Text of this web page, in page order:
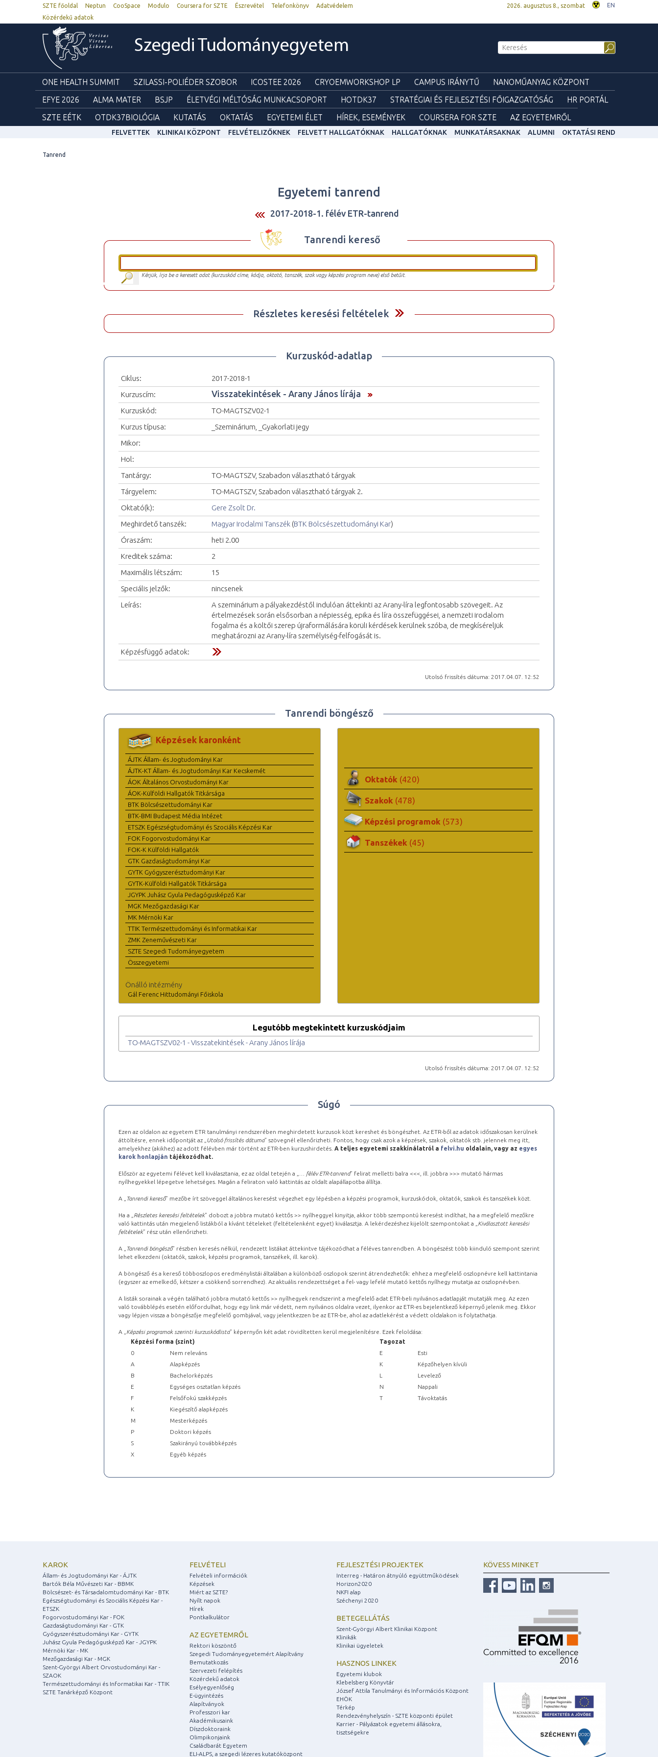
SZTE főoldal Neptun CooSpace Modulo Coursera for SZTE Észrevétel Telefonkönyv
Adatvédelem
Közérdekű adatok
2026. augusztus 8., szombat EN
Szegedi Tudományegyetem
ONE HEALTH SUMMIT SZILASSI-POLIÉDER SZOBOR ICOSTEE 2026 CRYOEMWORKSHOP LP CAMPUS IRÁNYTŰ
NANOMŰANYAG KÖZPONT
EFYE 2026
ALMA MATER BSJP ÉLETVÉGI MÉLTÓSÁG MUNKACSOPORT HOTDK37 STRATÉGIAI ÉS FEJLESZTÉSI FŐIGAZGATÓSÁG
HR PORTÁL
SZTE EÉTK
OTDK37BIOLÓGIA KUTATÁS OKTATÁS EGYETEMI ÉLET HÍREK, ESEMÉNYEK COURSERA FOR SZTE AZ EGYETEMRŐL
FELVETTEK KLINIKAI KÖZPONT FELVÉTELIZŐKNEK FELVETT HALLGATÓKNAK HALLGATÓKNAK MUNKATÁRSAKNAK ALUMNI OKTATÁSI REND
Tanrend
Egyetemi tanrend
2017-2018-1. félév ETR-tanrend
Tanrendi kereső
Kérjük, írja be a keresett adat (kurzuskód címe, kódja, oktató, tanszék, szak vagy képzési program neve) első betűit.
Részletes keresési feltételek
Kurzuskód-adatlap
Ciklus:
2017-2018-1
Kurzuscím:
Visszatekintések - Arany János lírája
Kurzuskód:
TO-MAGTSZV02-1
Kurzus típusa:
_Szeminárium, _Gyakorlati jegy
Mikor:
Hol:
Tantárgy:
TO-MAGTSZV, Szabadon választható tárgyak
Tárgyelem:
TO-MAGTSZV, Szabadon választható tárgyak 2.
Oktató(k):
Gere Zsolt Dr.
Meghirdető tanszék:
Magyar Irodalmi Tanszék (BTK Bölcsészettudományi Kar)
Óraszám:
heti 2.00
Kreditek száma:
2
Maximális létszám:
15
Speciális jelzők:
nincsenek
Leírás:
A szeminárium a pályakezdéstől indulóan áttekinti az Arany-líra legfontosabb szövegeit. Az
értelmezések során elsősorban a népiesség, epika és líra összefüggései, a nemzeti irodalom
fogalma és a költői szerep újraformálására körüli kérdések kerülnek szóba, de megkíséreljük
meghatározni az Arany-líra személyiség-felfogását is.
Képzésfüggő adatok:
Utolsó frissítés dátuma: 2017.04.07. 12:52
Tanrendi böngésző
Képzések karonként
ÁJTK Állam- és Jogtudományi Kar
ÁJTK-KT Állam- és Jogtudományi Kar Kecskemét
ÁOK Általános Orvostudományi Kar
ÁOK-Külföldi Hallgatók Titkársága
BTK Bölcsészettudományi Kar
BTK-BMI Budapest Média Intézet
ETSZK Egészségtudományi és Szociális Képzési Kar
FOK Fogorvostudományi Kar
FOK-K Külföldi Hallgatók
GTK Gazdaságtudományi Kar
GYTK Gyógyszerésztudományi Kar
GYTK-Külföldi Hallgatók Titkársága
JGYPK Juhász Gyula Pedagógusképző Kar
MGK Mezőgazdasági Kar
MK Mérnöki Kar
TTIK Természettudományi és Informatikai Kar
ZMK Zeneművészeti Kar
SZTE Szegedi Tudományegyetem
Összegyetemi
Önálló intézmény
Gál Ferenc Hittudományi Főiskola
Oktatók (420)
Szakok (478)
Képzési programok (573)
Tanszékek (45)
Legutóbb megtekintett kurzuskódjaim
TO-MAGTSZV02-1 - Visszatekintések - Arany János lírája
Utolsó frissítés dátuma: 2017.04.07. 12:52
Súgó
Ezen az oldalon az egyetem ETR tanulmányi rendszerében meghirdetett kurzusok közt kereshet és böngészhet. Az ETR-ből az adatok időszakosan kerülnek
áttöltésre, ennek időpontját az „ Utolsó frissítés dátuma” szövegnél ellenőrizheti. Fontos, hogy csak azok a képzések, szakok, oktatók stb. jelennek meg itt,
amelyekhez (akikhez) az adott félévben már történt az ETR-ben kurzushirdetés. A teljes egyetemi szakkínálatról a felvi.hu oldalain, vagy az egyes
karok honlapján tájékozódhat.
Először az egyetemi félévet kell kiválasztania, ez az oldal tetején a „ … félév ETR-tanrend” felirat melletti balra <<<, ill. jobbra >>> mutató hármas
nyílhegyekkel lépegetve lehetséges. Magán a feliraton való kattintás az oldalt alapállapotba állítja.
A „ Tanrendi kereső” mezőbe írt szöveggel általános keresést végezhet egy lépésben a képzési programok, kurzuskódok, oktatók, szakok és tanszékek közt.
Ha a „ Részletes keresési feltételek” dobozt a jobbra mutató kettős >> nyílheggyel kinyitja, akkor több szempontú keresést indíthat, ha a megfelelő mezőkre
való kattintás után megjelenő listákból a kívánt tételeket (feltételenként egyet) kiválasztja. A lekérdezéshez kijelölt szempontokat a „ Kiválasztott keresési
feltételek” rész után ellenőrizheti.
A „ Tanrendi böngésző” részben keresés nélkül, rendezett listákat áttekintve tájékozódhat a féléves tanrendben. A böngészést több kiinduló szempont szerint
lehet elkezdeni (oktatók, szakok, képzési programok, tanszékek, ill. karok).
A böngésző és a kereső többoszlopos eredménylistái általában a különböző oszlopok szerint átrendezhetők: ehhez a megfelelő oszlopnévre kell kattintania
(egyszer az emelkedő, kétszer a csökkenő sorrendhez). Az aktuális rendezettséget a fel- vagy lefelé mutató kettős nyílhegy mutatja az oszlopnévben.
A listák sorainak a végén található jobbra mutató kettős >> nyílhegyek rendszerint a megfelelő adat ETR-beli nyilvános adatlapját mutatják meg. Az ezen
való továbblépés esetén előfordulhat, hogy egy link már védett, nem nyilvános oldalra vezet, ilyenkor az ETR-es bejelentkező képernyő jelenik meg. Ekkor
vagy lépjen vissza a böngészője megfelelő gombjával, vagy jelentkezzen be az ETR-be, ahol az adatlekérést a védett oldalakon is folytathatja.
A „ Képzési programok szerinti kurzuskódlista” képernyőn két adat rövidítetten kerül megjelenítésre. Ezek feloldása:
Képzési forma (szint)
Tagozat
0
Nem releváns E
Esti
A
Alapképzés K
Képzőhelyen kívüli
B
Bachelorképzés L
Levelező
E
Egységes osztatlan képzés N
Nappali
F
Felsőfokú szakképzés T
Távoktatás
K
Kiegészítő alapképzés
M
Mesterképzés
P
Doktori képzés
S
Szakirányú továbbképzés
X
Egyéb képzés
KAROK
Állam- és Jogtudományi Kar - ÁJTK
Bartók Béla Művészeti Kar - BBMK
Bölcsészet- és Társadalomtudományi Kar - BTK
Egészségtudományi és Szociális Képzési Kar -
ETSZK
Fogorvostudományi Kar - FOK
Gazdaságtudományi Kar - GTK
Gyógyszerésztudományi Kar - GYTK
Juhász Gyula Pedagógusképző Kar - JGYPK
Mérnöki Kar - MK
Mezőgazdasági Kar - MGK
Szent-Györgyi Albert Orvostudományi Kar -
SZAOK
Természettudományi és Informatikai Kar - TTIK
SZTE Tanárképző Központ
FELVÉTELI
Felvételi információk
Képzések
Miért az SZTE?
Nyílt napok
Hírek
Pontkalkulátor
AZ EGYETEMRŐL
Rektori köszöntő
Szegedi Tudományegyetemért Alapítvány
Bemutatkozás
Szervezeti felépítés
Közérdekű adatok
Esélyegyenlőség
E-ügyintézés
Alapítványok
Professzori kar
Akadémikusaink
Díszdoktoraink
Olimpikonjaink
Családbarát Egyetem
ELI-ALPS, a szegedi lézeres kutatóközpont
FEJLESZTÉSI PROJEKTEK
Interreg - Határon átnyúló együttműködések
Horizon2020
NKFI alap
Széchenyi 2020
BETEGELLÁTÁS
Szent-Györgyi Albert Klinikai Központ
Klinikák
Klinikai ügyeletek
HASZNOS LINKEK
Egyetemi klubok
Klebelsberg Könyvtár
József Attila Tanulmányi és Információs Központ
EHÖK
Térkép
Rendezvényhelyszín - SZTE központi épület
Karrier - Pályázatok egyetemi állásokra,
tisztségekre
KÖVESS MINKET